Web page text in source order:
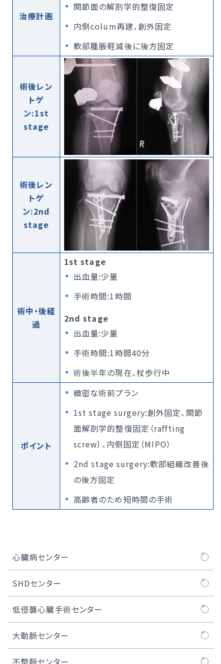
治療計画
関節面の解剖学的整復固定
内側colum再建、創外固定
軟部腫脹軽減後に後方固定
術後レン
トゲ
ン:1st
stage
術後レン
トゲ
ン:2nd
stage
術中・後経
過
1st stage
出血量:少量
手術時間:1時間
2nd stage
出血量:少量
手術時間:1時間40分
術後半年の現在、杖歩行中
ポイント
緻密な術前プラン
1st stage surgery:創外固定、関節
面解剖学的整復固定（raffting
screw）、内側固定（MIPO）
2nd stage surgery:軟部組織改善後
の後方固定
高齢者のため短時間の手術
心臓病センター
心臓病センターについて
医師紹介
大動脈弁治療TAVI
SHDセンター
SHDセンターについて
SHDセンタートピックス
TAVI治療
低侵襲心臓手術センター
MICS（低侵襲心臓手術）とは
ロボット心臓手術
大動脈センター
大動脈センターについて
不整脈センター